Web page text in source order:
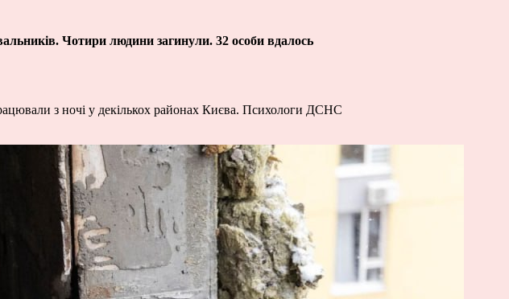
Чотири людини загинули. 32 особи вдалось
з ночі у декількох районах Києва. Психологи ДСНС